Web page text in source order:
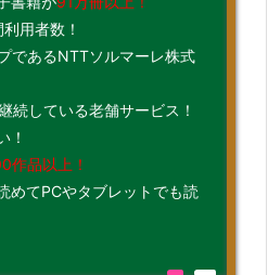
用者数！
であるNTTソルマーレ株式
続している老舗サービス！
！
作品以上！
めてPCやタブレットでも読